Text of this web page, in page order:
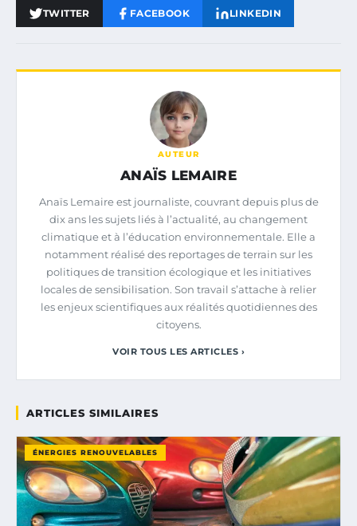
TWITTER FACEBOOK LINKEDIN
AUTEUR
ANAÏS LEMAIRE
Anaïs Lemaire est journaliste, couvrant depuis plus de
dix ans les sujets liés à l’actualité, au changement
climatique et à l’éducation environnementale. Elle a
notamment réalisé des reportages de terrain sur les
politiques de transition écologique et les initiatives
locales de sensibilisation. Son travail s’attache à relier
les enjeux scientifiques aux réalités quotidiennes des
citoyens.
VOIR TOUS LES ARTICLES ›
ARTICLES SIMILAIRES
ÉNERGIES RENOUVELABLES